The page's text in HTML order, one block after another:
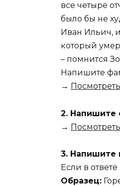
все четыре
было бы не
Иван Ильич,
который
– помнится
Напишите
→
2. Напишите
→
3. Напишите
Если в
Образец: